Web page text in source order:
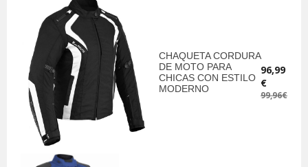
CHAQUETA CORDURA
DE MOTO PARA
CHICAS CON ESTILO
MODERNO
96,99
€
99,96€